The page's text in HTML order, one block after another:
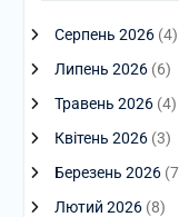
Серпень 2026(4)
Липень 2026(6)
Травень 2026(4)
Квітень 2026(3)
Березень 2026
Лютий 2026(8)